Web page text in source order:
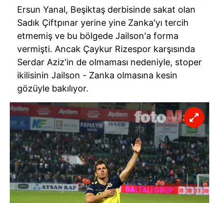
Ersun Yanal, Beşiktaş derbisinde sakat olan
Sadık Çiftpınar yerine yine Zanka'yı tercih
etmemiş ve bu bölgede Jailson'a forma
vermişti. Ancak Çaykur Rizespor karşısında
Serdar Aziz'in de olmaması nedeniyle, stoper
ikilisinin Jailson - Zanka olmasına kesin
gözüyle bakılıyor.